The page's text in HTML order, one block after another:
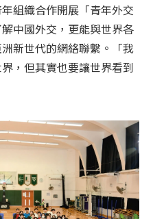
組織合作開展「青年外交
中國外交，更能與世界各
新世代的網絡聯繫。「我
，但其實也要讓世界看到